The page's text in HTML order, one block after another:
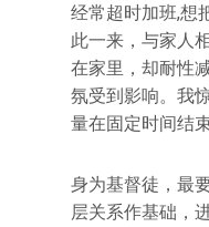
经常超时加班,想
此一来，与家人
在家里，却耐性
氛受到影响。我
量在固定时间结
身为基督徒，最
层关系作基础，